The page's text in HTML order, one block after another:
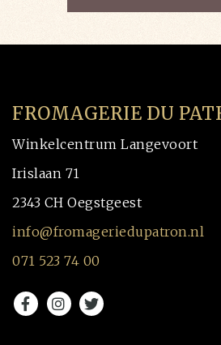
FROMAGERIE DU
Winkelcentrum Langevoort
Irislaan 71
2343 CH Oegstgeest
info@fromageriedupatron.nl
071 523 74 00